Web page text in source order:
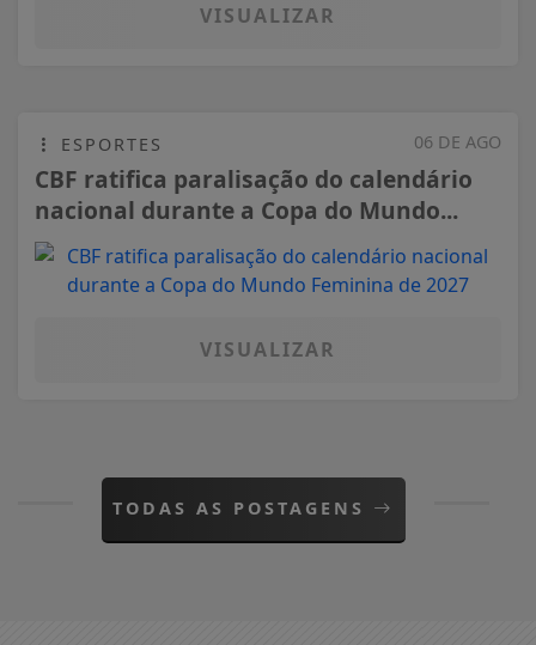
VISUALIZAR
06 DE AGO
ESPORTES
CBF ratifica paralisação do calendário
nacional durante a Copa do Mundo...
VISUALIZAR
TODAS AS POSTAGENS